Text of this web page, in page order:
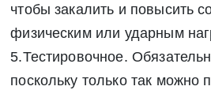
Поиск
чтобы закалить и повысить
физическим или ударным
5.Тестировочное.
поскольку только так можно